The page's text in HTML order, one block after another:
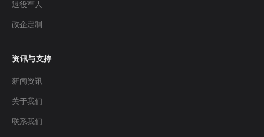
退役军人
政企定制
资讯与支持
新闻资讯
关于我们
联系我们